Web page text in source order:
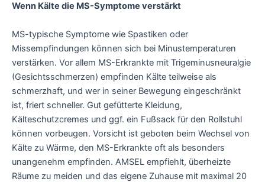
Wenn Kälte die MS-Symptome verstärkt
MS-typische Symptome wie Spastiken oder
Missempfindungen können sich bei Minustemperaturen
verstärken. Vor allem MS-Erkrankte mit Trigeminusneuralgie
(Gesichtsschmerzen) empfinden Kälte teilweise als
schmerzhaft, und wer in seiner Bewegung eingeschränkt
ist, friert schneller. Gut gefütterte Kleidung,
Kälteschutzcremes und ggf. ein Fußsack für den Rollstuhl
können vorbeugen. Vorsicht ist geboten beim Wechsel von
Kälte zu Wärme, den MS-Erkrankte oft als besonders
unangenehm empfinden. AMSEL empfiehlt, überheizte
Räume zu meiden und das eigene Zuhause mit maximal 20